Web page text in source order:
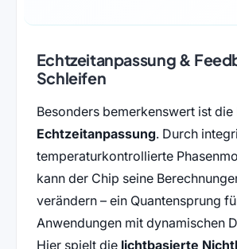
Echtzeitanpassung &
Schleifen
Besonders bemerkenswert ist
Echtzeitanpassung. Durch
temperaturkontrollierte
kann der Chip seine
verändern – ein Quantensprung
Anwendungen mit dynamischen
Hier spielt die lichtbasierte